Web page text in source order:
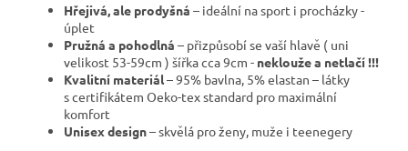
Hřejivá, ale prodyšná – ideální na sport i procházky -
úplet
Pružná a pohodlná – přizpůsobí se vaší hlavě ( uni
velikost 53-59cm ) šířka cca 9cm - neklouže a netlačí !!!
Kvalitní materiál– 95% bavlna, 5% elastan – látky
s certifikátem Oeko-tex standard pro maximální
komfort
Unisex design– skvělá pro ženy, muže i teenegery